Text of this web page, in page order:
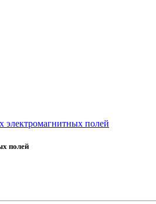
электромагнитных полей
полей